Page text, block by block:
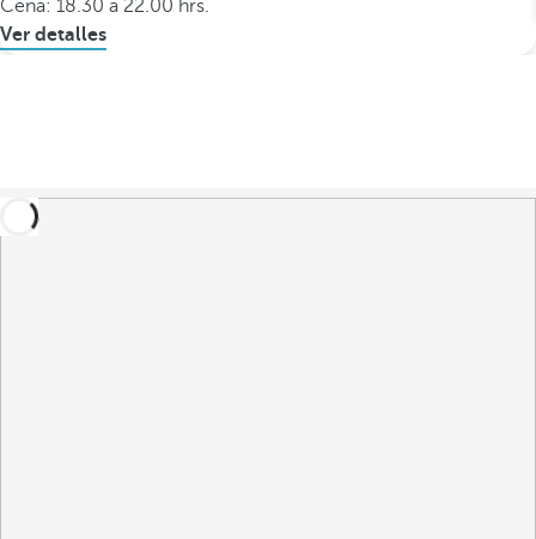
Cena: 18.30 a 22.00 hrs.
Ver detalles